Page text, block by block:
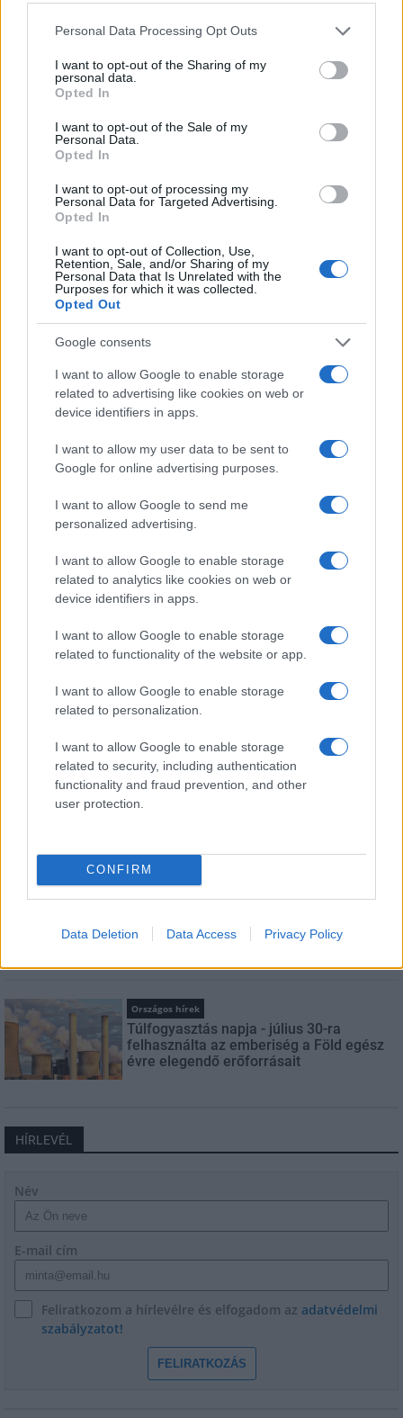
Please note that this website/app uses one or more Google
not limited to your visit or usage behaviour. You may click to
grant or deny consent to Google and its third-party tags to
use your data for below specified purposes in below Google
consent section.
Personal Data Processing Opt Outs
I want to opt-out of the Sharing of my
personal data.
Opted In
I want to opt-out of the Sale of my
Personal Data.
Opted In
I want to opt-out of processing my
Personal Data for Targeted Advertising.
Opted In
I want to opt-out of Collection, Use,
Retention, Sale, and/or Sharing of my
Personal Data that Is Unrelated with the
Purposes for which it was collected.
Opted Out
Google consents
I want to allow Google to enable storage
related to advertising like cookies on web or
device identifiers in apps.
I want to allow my user data to be sent to
Google for online advertising purposes.
I want to allow Google to send me
personalized advertising.
I want to allow Google to enable storage
related to analytics like cookies on web or
device identifiers in apps.
I want to allow Google to enable storage
related to functionality of the website or app.
I want to allow Google to enable storage
related to personalization.
I want to allow Google to enable storage
related to security, including authentication
functionality and fraud prevention, and other
user protection.
CONFIRM
Data Deletion Data Access Privacy Policy
Amire többmillióan vártunk: szombattól másodfokúra
csökken a riasztás
Országos hírek
Kecskeméten is szakirányú továbbképzésekkel erősít a
Országos hírek
A lakosságra is fontos szerep hárul a
szúnyoginvázió elkerülésében
Itt az ÉVOSZ megoldása a hőhullámok és
az energiakrízis kezelésére
Országos hírek
Miért éri meg Afrikában utat építeni?
Kultúra
Országos hírek
Túlfogyasztás napja - július 30-ra
felhasználta az emberiség a Föld egész
évre elegendő erőforrásait
HÍRLEVÉL
Név
E-mail cím
Feliratkozom a hírlevélre és elfogadom az adatvédelmi
szabályzatot!
FELIRATKOZÁS